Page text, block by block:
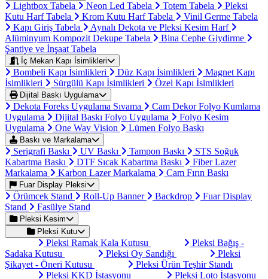
Lightbox Tabela Neon Led Tabela Totem Tabela
Pleksi
Kutu Harf Tabela
Krom Kutu Harf Tabela
Vinil Germe Tabela
Kapı Giriş Tabela
Aynalı Dekota ve Pleksi Kesim Harf
Alüminyum Kompozit Dekupe Tabela
Bina Cephe Giydirme
Şantiye ve İnşaat Tabela
İç Mekan Kapı İsimlikleri
Bombeli Kapı İsimlikleri Düz Kapı İsimlikleri
Magnet Kapı
İsimlikleri
Sürgülü Kapı İsimlikleri Özel Kapı İsimlikleri
Dijital Baskı Uygulama
Dekota Foreks Uygulama Sıvama
Cam Dekor Folyo Kumlama
Uygulama
Dijital Baskı Folyo Uygulama
Folyo Kesim
Uygulama
One Way Vision Lümen Folyo Baskı
Baskı ve Markalama
Serigrafi Baskı UV Baskı Tampon Baskı
STS Soğuk
Kabartma Baskı
DTF Sıcak Kabartma Baskı
Fiber Lazer
Markalama
Karbon Lazer Markalama Cam Fırın Baskı
Fuar Display Pleksi
Örümcek Stand Roll-Up Banner Backdrop
Fuar Display
Stand
Fasülye Stand
Pleksi Kesim
Pleksi Kutu
Pleksi Ramak Kala Kutusu
Pleksi Bağış -
Sadaka Kutusu
Pleksi Oy Sandığı
Pleksi
Şikayet - Öneri Kutusu
Pleksi Ürün Teşhir Standı
Pleksi KKD İstasyonu
Pleksi Loto İstasyonu